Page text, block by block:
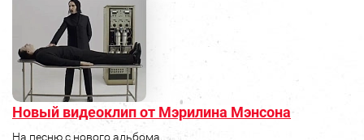
Новый видеоклип от Мэрилина Мэнсона
На песню с нового альбома.